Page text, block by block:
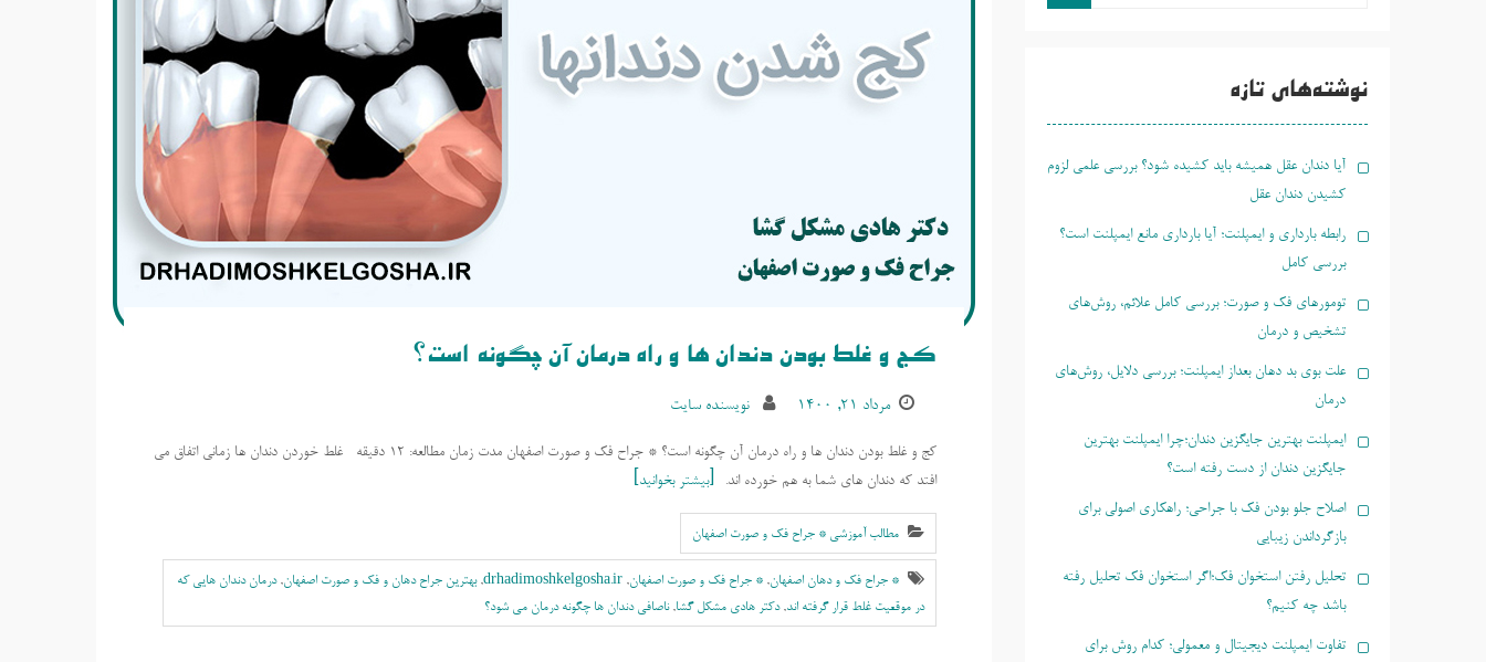
کج و غلط بودن دندان ها و راه درمان آن چگونه است؟
مرداد ۲۱, ۱۴۰۰ نویسنده سایت
کج و غلط بودن دندان ها و راه درمان آن چگونه است؟ * جراح فک و صورت اصفهان مدت زمان مطالعه: 12 دقیقه غلط خوردن دندان ها زمانی اتفاق می
افتد که دندان های شما به هم خورده اند.
بیشتر بخوانید
مطالب آموزشی * جراح فک و صورت اصفهان
* جراح فک و دهان اصفهان, * جراح فک و صورت اصفهان,
drhadimoshkelgosha.ir
,بهترين جراح دهان و فک و صورت اصفهان,درمان دندان هایی که
در موقعیت غلط قرار گرفته اند,دکتر هادی مشکل گشا,ناصافی دندان ها چگونه درمان می شود؟
نوشته‌های تازه
آیا دندان عقل همیشه باید کشیده شود؟ بررسی علمی لزوم
کشیدن دندان عقل
رابطه بارداری و ایمپلنت؛ آیا بارداری مانع ایمپلنت است؟
بررسی کامل
تومورهای فک و صورت؛ بررسی کامل علائم، روش‌های
تشخیص و درمان
علت بوی بد دهان بعداز ایمپلنت؛ بررسی دلایل، روش‌های
درمان
ایمپلنت بهترین جایگزین دندان؛چرا ایمپلنت بهترین
جایگزین دندان از دست رفته است؟
اصلاح جلو بودن فک با جراحی؛ راهکاری اصولی برای
بازگرداندن زیبایی
تحلیل رفتن استخوان فک؛اگر استخوان فک تحلیل رفته
باشد چه کنیم؟
تفاوت ایمپلنت دیجیتال و معمولی؛ کدام روش برای